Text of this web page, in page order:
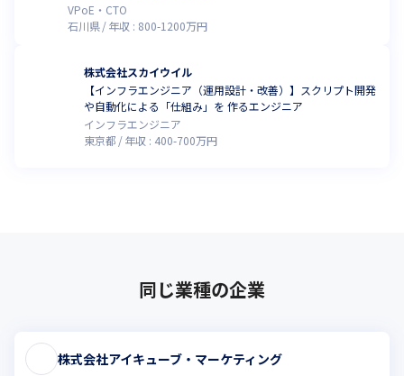
VPoE・CTO
石川県
年収 : 800-1200万円
株式会社スカイウイル
【インフラエンジニア（運用設計・改善）】スクリプト開発
や自動化による「仕組み」を 作るエンジニア
インフラエンジニア
東京都
年収 : 400-700万円
同じ業種の企業
株式会社アイキューブ・マーケティング